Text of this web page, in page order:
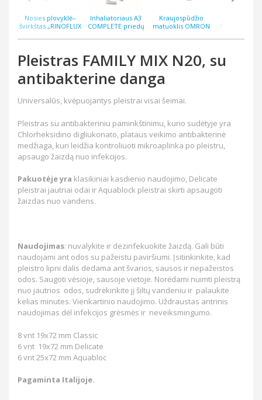
Nosies plovyklė–
švirkštas „RINOFLUX
antgalis
Inhaliatoriaus A3
COMPLETE priedų
Kraujospūdžio
matuoklis OMRON
termometras
Pleistras FAMILY MIX N20, su
antibakterine danga
Universalūs, kvėpuojantys pleistrai visai šeimai.
Pleistras su antibakteriniu paminkštinimu, kurio sudėtyje yra
Chlorheksidino digliukonato, plataus veikimo antibakterinė
medžiaga, kuri leidžia kontroliuoti mikroaplinka po pleistru,
apsaugo žaizdą nuo infekcijos.
Pakuotėje yra klasikiniai kasdienio naudojimo, Delicate
pleistrai jautriai odai ir Aquablock pleistrai skirti apsaugoti
žaizdas nuo vandens.
Naudojimas: nuvalykite ir dezinfekuokite žaizdą. Gali būti
naudojami ant odos su pažeistu paviršiumi. Įsitinkinkite, kad
pleistro lipni dalis dedama ant švarios, sausos ir nepažeistos
odos. Saugoti vėsioje, sausoje vietoje. Norėdami nuimti pleistrą
nuo jautrios odos, sudrėkinkite jį šiltų vandeniu ir palaukite
kelias minutes. Vienkartinio naudojimo. Uždraustas antrinis
naudojimas dėl infekcijos grėsmės ir neveiksmingumo.
8 vnt 19x72 mm Classic
6 vnt 19x72 mm Delicate
6 vnt 25x72 mm Aquabloc
Pagaminta Italijoje.